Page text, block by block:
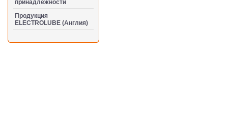
принадлежности
Продукция
ELECTROLUBE (Англия)